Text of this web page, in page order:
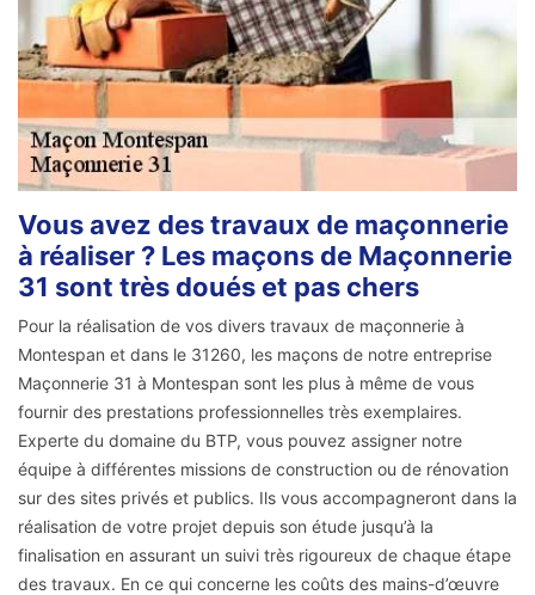
Vous avez des travaux de maçonnerie
à réaliser ? Les maçons de Maçonnerie
31 sont très doués et pas chers
Pour la réalisation de vos divers travaux de maçonnerie à
Montespan et dans le 31260, les maçons de notre entreprise
Maçonnerie 31 à Montespan sont les plus à même de vous
fournir des prestations professionnelles très exemplaires.
Experte du domaine du BTP, vous pouvez assigner notre
équipe à différentes missions de construction ou de rénovation
sur des sites privés et publics. Ils vous accompagneront dans la
réalisation de votre projet depuis son étude jusqu’à la
finalisation en assurant un suivi très rigoureux de chaque étape
des travaux. En ce qui concerne les coûts des mains-d’œuvre